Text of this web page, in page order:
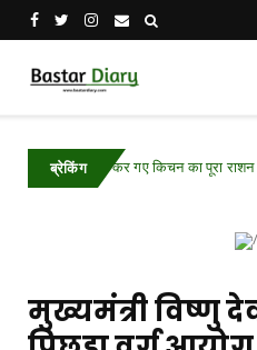
ब्रेकिंग
चट कर गए किचन का पूरा राशन
मुख्यमंत्री विष्णु